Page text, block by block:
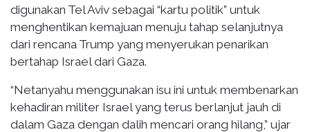
digunakan Tel Aviv sebagai “kartu politik” untuk
menghentikan kemajuan menuju tahap selanjutnya
dari rencana Trump yang menyerukan penarikan
bertahap Israel dari Gaza.
“Netanyahu menggunakan isu ini untuk membenarkan
kehadiran militer Israel yang terus berlanjut jauh di
dalam Gaza dengan dalih mencari orang hilang,” ujar